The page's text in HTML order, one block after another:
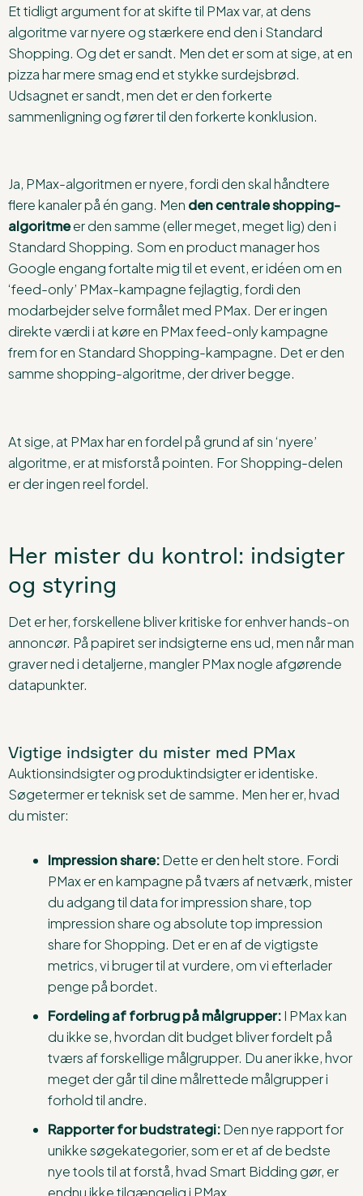
Et tidligt argument for at skifte til PMax var, at dens
algoritme var nyere og stærkere end den i Standard
Shopping. Og det er sandt. Men det er som at sige, at en
pizza har mere smag end et stykke surdejsbrød.
Udsagnet er sandt, men det er den forkerte
sammenligning og fører til den forkerte konklusion.
Ja, PMax-algoritmen er nyere, fordi den skal håndtere
flere kanaler på én gang. Men den centrale shopping-
algoritmeer den samme (eller meget, meget lig) den i
Standard Shopping. Som en product manager hos
Google engang fortalte mig til et event, er idéen om en
‘feed-only’ PMax-kampagne fejlagtig, fordi den
modarbejder selve formålet med PMax. Der er ingen
direkte værdi i at køre en PMax feed-only kampagne
frem for en Standard Shopping-kampagne. Det er den
samme shopping-algoritme, der driver begge.
At sige, at PMax har en fordel på grund af sin ‘nyere’
algoritme, er at misforstå pointen. For Shopping-delen
er der ingen reel fordel.
Her mister du kontrol: indsigter
og styring
Det er her, forskellene bliver kritiske for enhver hands-on
annoncør. På papiret ser indsigterne ens ud, men når man
graver ned i detaljerne, mangler PMax nogle afgørende
datapunkter.
Vigtige indsigter du mister med PMax
Auktionsindsigter og produktindsigter er identiske.
Søgetermer er teknisk set de samme. Men her er, hvad
du mister:
Impression share:Dette er den helt store. Fordi
PMax er en kampagne på tværs af netværk, mister
du adgang til data for impression share, top
impression share og absolute top impression
share for Shopping. Det er en af de vigtigste
metrics, vi bruger til at vurdere, om vi efterlader
penge på bordet.
Fordeling af forbrug på målgrupper:I PMax kan
du ikke se, hvordan dit budget bliver fordelt på
tværs af forskellige målgrupper. Du aner ikke, hvor
meget der går til dine målrettede målgrupper i
forhold til andre.
Rapporter for budstrategi:Den nye rapport for
unikke søgekategorier, som er et af de bedste
nye tools til at forstå, hvad Smart Bidding gør, er
endnu ikke tilgængelig i PMax.